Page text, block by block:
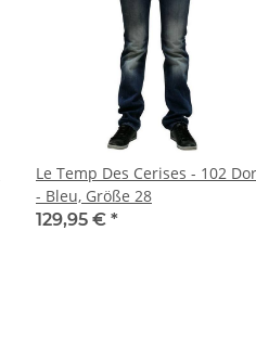
Le Temp Des Cerises - 102
- Bleu, Größe 28
129,95 € *